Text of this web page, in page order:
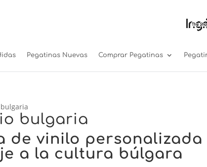
Pegatinas Nuevas Comprar Pegatinas
bulgaria
de vinilo personalizada
a la cultura búlgara